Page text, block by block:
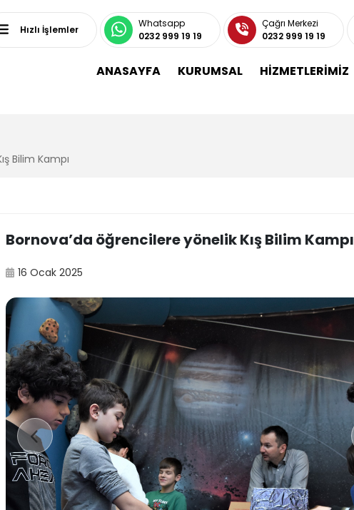
Hızlı İşlemler
Whatsapp
0232 999 19 19
Çağrı Merkezi
0232 999 19 19
ANASAYFA KURUMSAL HİZMETLERİMİZ
Bilim Kampı
Bornova’da öğrencilere yönelik Kış Bilim Kampı
16 Ocak 2025